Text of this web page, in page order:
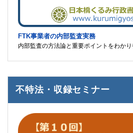
FTK事業者の内部監査実務
内部監査の方法論と重要ポイントをわかり
不特法・収録セミナー